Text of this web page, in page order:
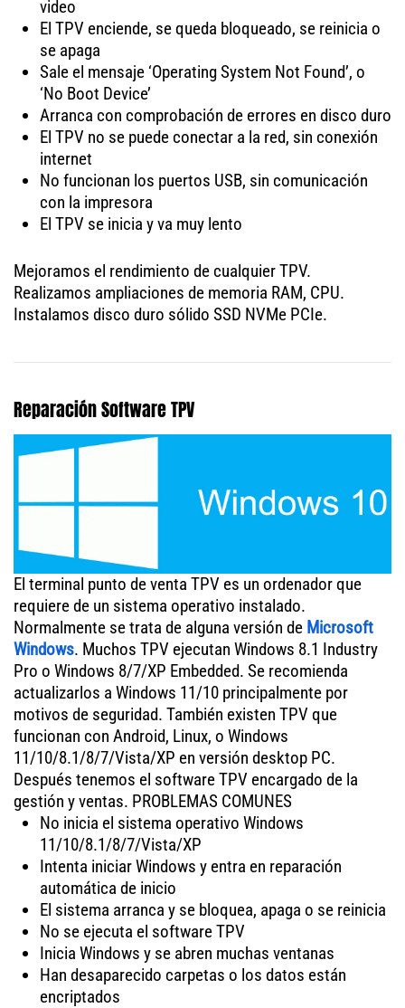
video
El TPV enciende, se queda bloqueado, se reinicia o
se apaga
Sale el mensaje ‘Operating System Not Found’, o
‘No Boot Device’
Arranca con comprobación de errores en disco duro
El TPV no se puede conectar a la red, sin conexión
internet
No funcionan los puertos USB, sin comunicación
con la impresora
El TPV se inicia y va muy lento
Mejoramos el rendimiento de cualquier TPV.
Realizamos ampliaciones de memoria RAM, CPU.
Instalamos disco duro sólido SSD NVMe PCIe.
Reparación Software TPV
El terminal punto de venta TPV es un ordenador que
requiere de un sistema operativo instalado.
Normalmente se trata de alguna versión de Microsoft
Windows. Muchos TPV ejecutan Windows 8.1 Industry
Pro o Windows 8/7/XP Embedded. Se recomienda
actualizarlos a Windows 11/10 principalmente por
motivos de seguridad. También existen TPV que
funcionan con Android, Linux, o Windows
11/10/8.1/8/7/Vista/XP en versión desktop PC.
Después tenemos el software TPV encargado de la
gestión y ventas. PROBLEMAS COMUNES
No inicia el sistema operativo Windows
11/10/8.1/8/7/Vista/XP
Intenta iniciar Windows y entra en reparación
automática de inicio
El sistema arranca y se bloquea, apaga o se reinicia
No se ejecuta el software TPV
Inicia Windows y se abren muchas ventanas
Han desaparecido carpetas o los datos están
encriptados